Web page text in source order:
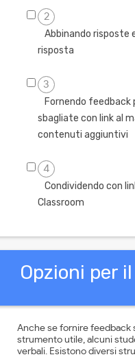
2
Abbinando risposte
risposta
3
Fornendo
sbagliate con link al
contenuti aggiuntivi
4
Condividendo con
Classroom
Opzioni per
Anche se fornire feedback
strumento utile, alcuni
verbali. Esistono diversi